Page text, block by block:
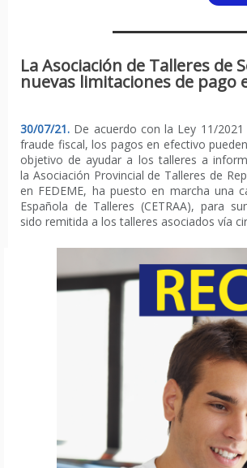
La Asociación de Talleres de
nuevas limitaciones de pago
30/07/21. De acuerdo con la Ley 11/
fraude fiscal, los pagos en efectivo
objetivo de ayudar a los talleres a
la Asociación Provincial de Talleres de
en FEDEME, ha puesto en marcha una
Española de Talleres (CETRAA), para
sido remitida a los talleres asociados vía